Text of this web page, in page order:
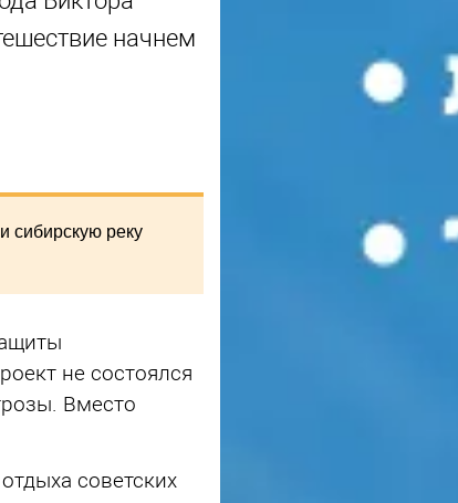
начнем
сибирскую реку
не состоялся
Вместо
советских